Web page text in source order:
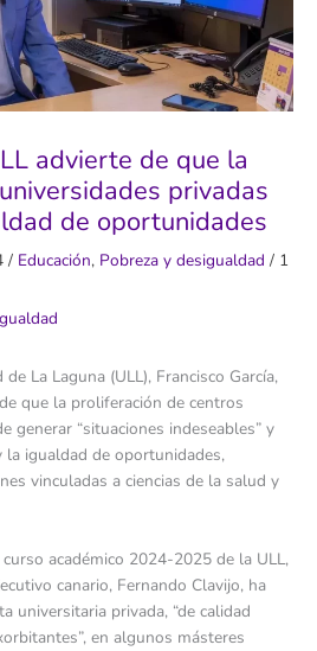
advierte de que la
privadas
de oportunidades
/ Educación, Pobreza y desigualdad / 1
La Laguna (ULL), Francisco García,
que la proliferación de centros
generar “situaciones indeseables” y
igualdad de oportunidades,
vinculadas a ciencias de la salud y
académico 2024-2025 de la ULL,
canario, Fernando Clavijo, ha
universitaria privada, “de calidad
en algunos másteres